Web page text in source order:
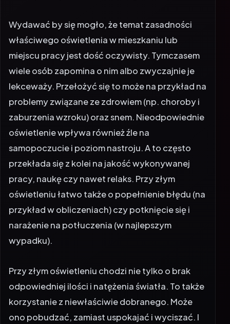
Wydawać by się mogło, że temat zasadności
właściwego oświetlenia w mieszkaniu lub
miejscu pracy jest dość oczywisty. Tymczasem
wiele osób zapomina o nim albo zwyczajnie je
lekceważy. Przełożyć się to może na przykład na
problemy związane ze zdrowiem (np. choroby i
zaburzenia wzroku) oraz snem. Nieodpowiednie
oświetlenie wpływa również źle na
samopoczucie i poziom nastroju. A to często
przekłada się z kolei na jakość wykonywanej
pracy, naukę czy nawet relaks. Przy złym
oświetleniu łatwo także o popełnienie błędu (na
przykład w obliczeniach) czy potknięcie się i
narażenie na potłuczenia (w najlepszym
wypadku).
Przy złym oświetleniu chodzi nie tylko o brak
odpowiedniej ilości i natężenia światła. To także
korzystanie z niewłaściwie dobranego. Może
ono pobudzać, zamiast uspokajać i wyciszać. I